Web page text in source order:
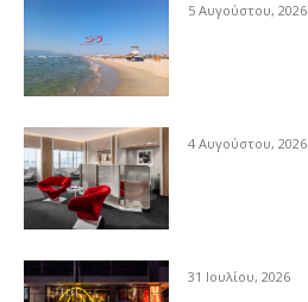
5 Αυγούστου, 2026
4 Αυγούστου, 2026
31 Ιουλίου, 2026